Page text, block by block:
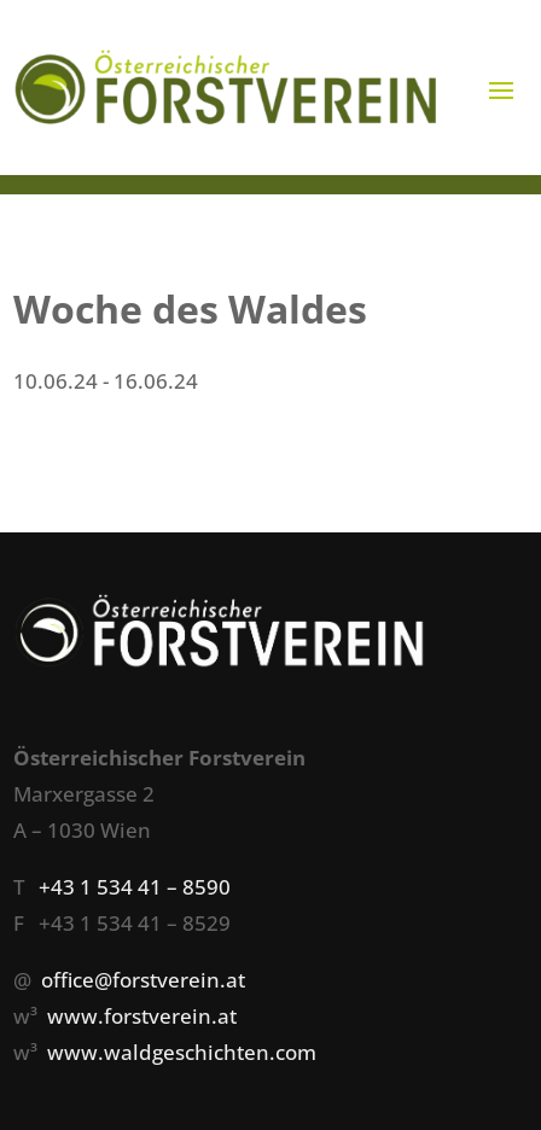
Woche des Waldes
10.06.24- 16.06.24
Österreichischer Forstverein
Marxergasse 2
A – 1030 Wien
T+43 1 534 41 – 8590
F +43 1 534 41 – 8529
@ office@forstverein.at
w³www.forstverein.at
w³www.waldgeschichten.com